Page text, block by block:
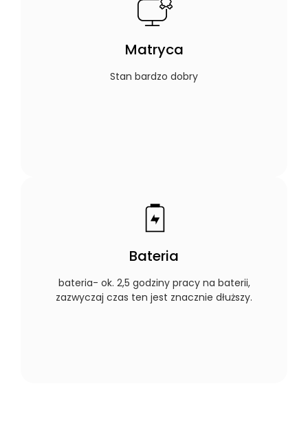
Matryca
Stan bardzo dobry
Bateria
bateria- ok. 2,5 godziny pracy na baterii,
zazwyczaj czas ten jest znacznie dłuższy.